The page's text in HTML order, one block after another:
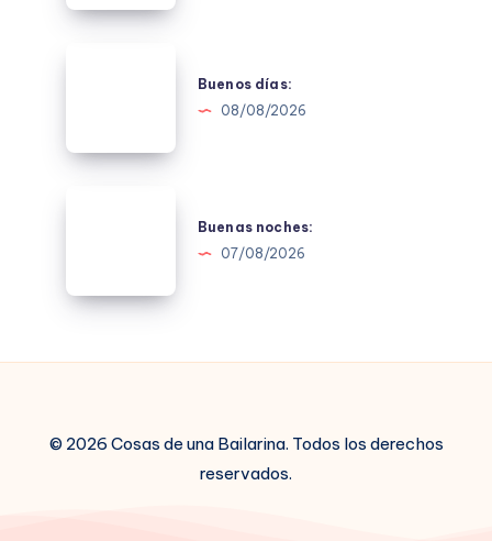
Buenos días:
08/08/2026
Buenas noches:
07/08/2026
© 2026 Cosas de una Bailarina. Todos los derechos
reservados.